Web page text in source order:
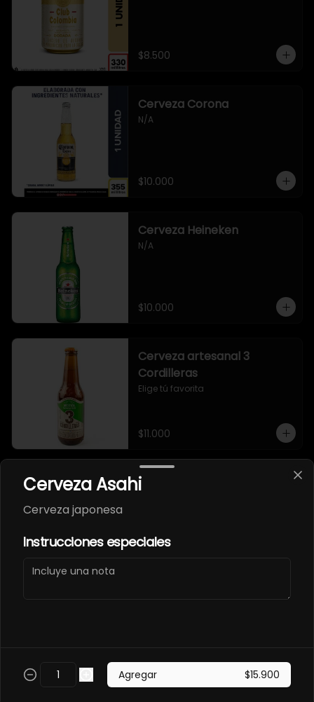
$8.500
Cerveza Corona
N/A
$10.000
Cerveza Heineken
N/A
$10.000
Cerveza artesanal 3
Cordilleras
Elige tú favorita
$11.000
Gaseosa 400ml
$8.000
Cerveza Asahi
Cerveza japonesa
Instrucciones especiales
Agregar $15.900